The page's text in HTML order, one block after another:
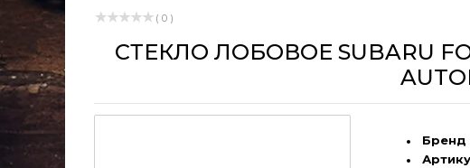
( 0 )
СТЕКЛО ЛОБОВОЕ SUBARU
Бренд